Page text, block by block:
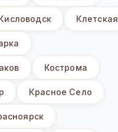
Клетская
Кострома
Красное Село